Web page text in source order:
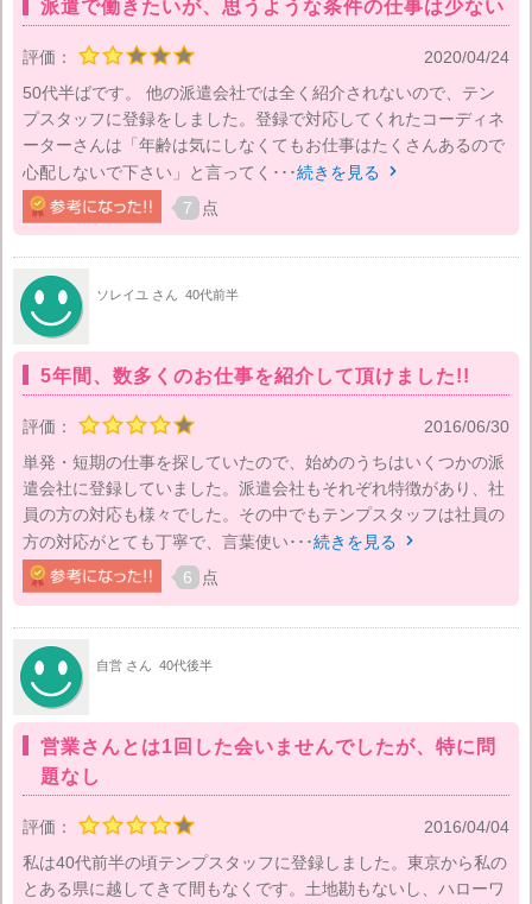
派遣で働きたいが、思うような条件の仕事は少ない
評価：
2020/04/24
50代半ばです。 他の派遣会社では全く紹介されないので、テン
プスタッフに登録をしました。登録で対応してくれたコーディネ
ーターさんは「年齢は気にしなくてもお仕事はたくさんあるので
心配しないで下さい」と言ってく･･･続きを見る 
7 点
ソレイユ さん 40代前半
5年間、数多くのお仕事を紹介して頂けました!!
評価：
2016/06/30
単発・短期の仕事を探していたので、始めのうちはいくつかの派
遣会社に登録していました。派遣会社もそれぞれ特徴があり、社
員の方の対応も様々でした。その中でもテンプスタッフは社員の
方の対応がとても丁寧で、言葉使い･･･続きを見る 
6 点
自営 さん 40代後半
営業さんとは1回した会いませんでしたが、特に問
題なし
評価：
2016/04/04
私は40代前半の頃テンプスタッフに登録しました。東京から私の
とある県に越してきて間もなくです。土地勘もないし、ハローワ